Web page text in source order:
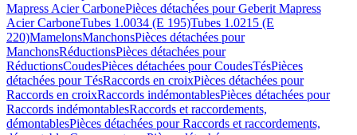
Mapress Acier CarbonePièces détachées pour Geberit Mapress
Acier CarboneTubes 1.0034 (E 195)Tubes 1.0215 (E
220)MamelonsManchonsPièces détachées pour
ManchonsRéductionsPièces détachées pour
RéductionsCoudesPièces détachées pour CoudesTésPièces
détachées pour TésRaccords en croixPièces détachées pour
Raccords en croixRaccords indémontablesPièces détachées pour
Raccords indémontablesRaccords et raccordements,
démontablesPièces détachées pour Raccords et raccordements,